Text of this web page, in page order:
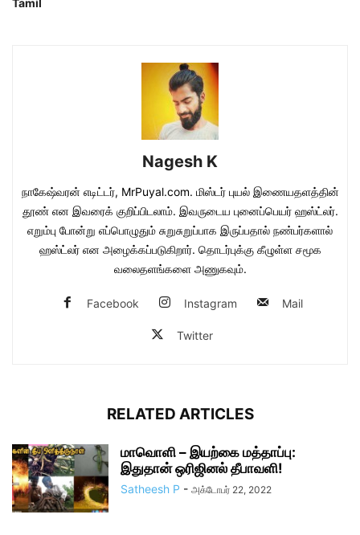
Nagesh K
நாகேஷ்வரன் எடிட்டர், MrPuyal.com. மிஸ்டர் புயல் இணையதளத்தின்
தூண் என இவரைக் குறிப்பிடலாம். இவருடைய புனைப்பெயர் ஹஸ்ட்லர்.
எறும்பு போன்று எப்பொழுதும் சுறுசுறுப்பாக இருப்பதால் நண்பர்களால்
ஹஸ்ட்லர் என அழைக்கப்படுகிறார். தொடர்புக்கு கீழுள்ள சமூக
வலைதளங்களை அணுகவும்.
Facebook Instagram Mail
Twitter
RELATED ARTICLES
மாவொளி – இயற்கை மத்தாப்பு:
இதுதான் ஒரிஜினல் தீபாவளி!
Satheesh P - அக்டோபர் 22, 2022